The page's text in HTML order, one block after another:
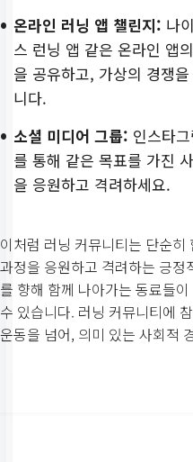
온라인 러닝 앱 챌린지: 나
스 런닝 앱 같은 온라인 앱
을 공유하고, 가상의 경쟁
니다.
소셜 미디어 그룹: 인스타
를 통해 같은 목표를 가진
을 응원하고 격려하세요.
이처럼 러닝 커뮤니티는 단순
과정을 응원하고 격려하는 긍
를 향해 함께 나아가는 동료들
수 있습니다. 러닝 커뮤니티에
운동을 넘어, 의미 있는 사회적